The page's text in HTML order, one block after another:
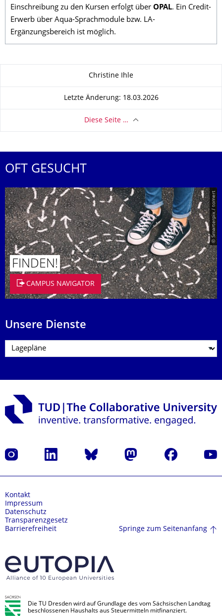
Einschreibung zu den Kursen erfolgt über OPAL. Ein Credit-
Erwerb über Aqua-Sprachmodule bzw. LA-
Ergänzungsbereich ist möglich.
Christine Ihle
Letzte Änderung: 18.03.2026
Diese Seite …
OFT GESUCHT
© Smarterpix / tomert
FINDEN!
CAMPUS NAVIGATOR
Unsere Dienste
Instagram LinkedIn Bluesky Mastodon Facebook
Kontakt
Impressum
Datenschutz
Transparenzgesetz
Barrierefreiheit
Springe zum Seitenanfang
Die TU Dresden wird auf Grundlage des vom Sächsischen Landtag
beschlossenen Haushalts aus Steuermitteln mitfinanziert.